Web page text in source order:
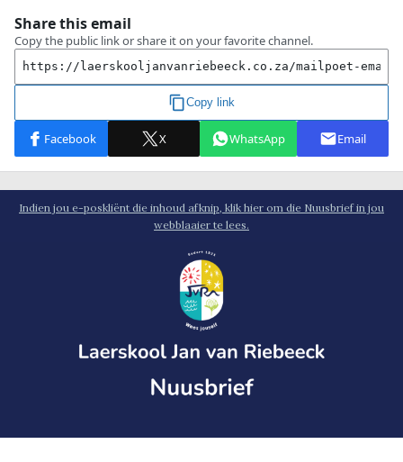
Indien jou e-poskliënt die inhoud afknip, klik hier om die Nuusbrief in jou
webblaaier te lees.